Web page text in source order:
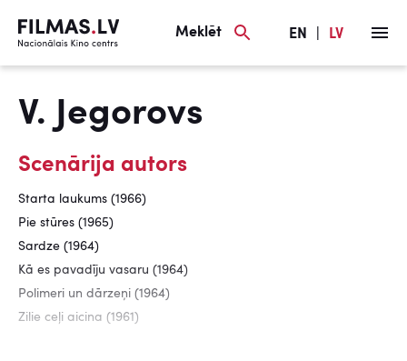
Meklēt EN LV
V. Jegorovs
Scenārija autors
Starta laukums (1966)
Pie stūres (1965)
Sardze (1964)
Kā es pavadīju vasaru (1964)
Polimeri un dārzeņi (1964)
Zilie ceļi aicina (1961)